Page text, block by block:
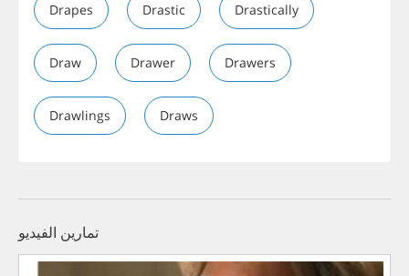
Drapes Drastic Drastically
Draw Drawer Drawers
Drawlings Draws
تمارين الفيديو